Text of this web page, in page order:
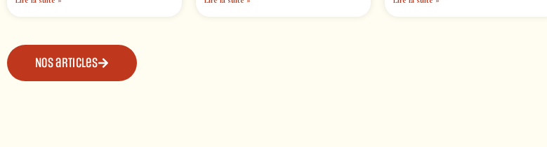
Nos articles